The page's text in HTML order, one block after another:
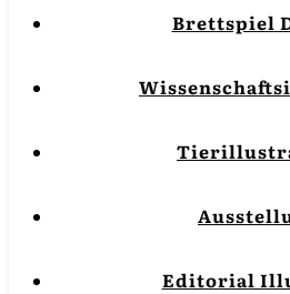
Brettspiel
Editorial